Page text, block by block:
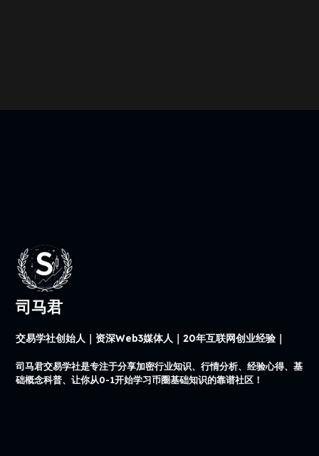
司马君
交易学社创始人｜资深Web3媒体人｜20年互联网创业经验｜
司马君交易学社是专注于分享加密行业知识、行情分析、经验心得、基
础概念科普、让你从0-1开始学习币圈基础知识的靠谱社区！